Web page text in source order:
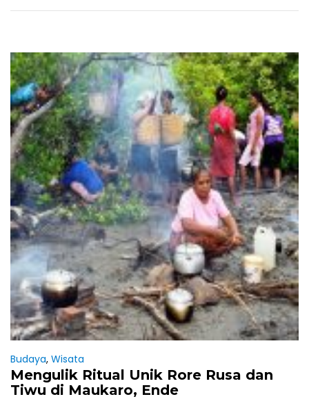
Budaya, Wisata
Mengulik Ritual Unik Rore Rusa dan
Tiwu di Maukaro, Ende